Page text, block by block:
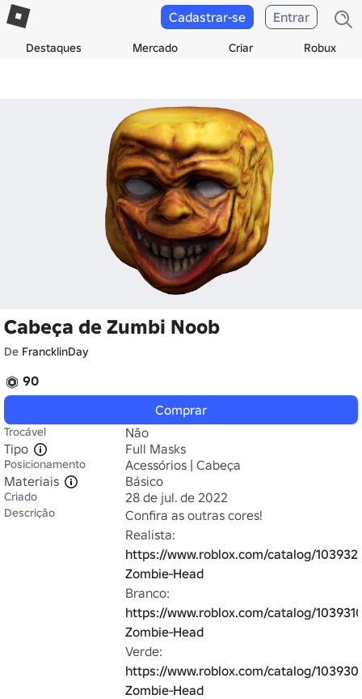
Destaques Mercado Criar Robux
Cadastrar-se Entrar
Cabeça de Zumbi Noob
De FrancklinDay
90
Comprar
Trocável
Não
Tipo
Full Masks
Posicionamento
Acessórios | Cabeça
Materiais
Básico
Criado 28 de jul. de 2022
Descrição
Confira as outras cores!
https://www.roblox.com/catalog/
Zombie-Head
https://www.roblox.com/catalog/
Zombie-Head
https://www.roblox.com/catalog/
Zombie-Head